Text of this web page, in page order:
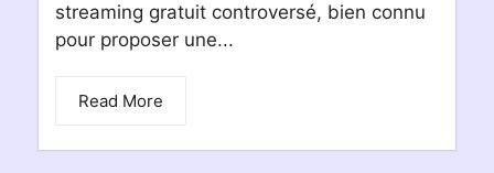
streaming gratuit controversé, bien connu
pour proposer une...
Read More